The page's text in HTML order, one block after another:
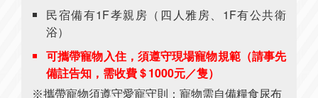
民宿備有1F孝親房（四人雅房、1F有公共衛
浴）
可攜帶寵物入住，須遵守現場寵物規範（請事先
備註告知，需收費＄1000元／隻）
※攜帶寵物須遵守愛寵守則：寵物需自備糧食尿布